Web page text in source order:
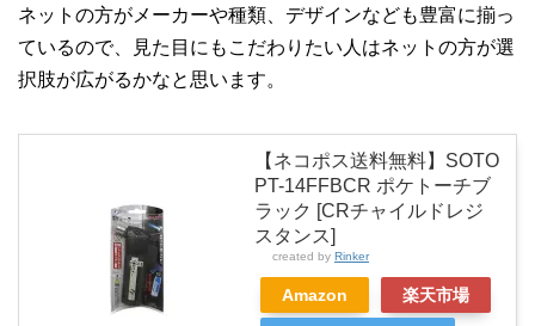
ネットの方がメーカーや種類、デザインなども豊富に揃っ
ているので、見た目にもこだわりたい人はネットの方が選
択肢が広がるかなと思います。
【ネコポス送料無料】SOTO
PT-14FFBCR ポケトーチブ
ラック [CRチャイルドレジ
スタンス]
created by Rinker
Amazon 楽天市場